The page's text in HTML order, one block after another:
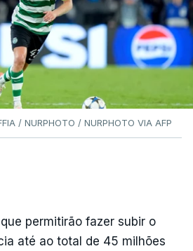
/ NURPHOTO / NURPHOTO VIA AFP
permitirão fazer subir o
até ao total de 45 milhões